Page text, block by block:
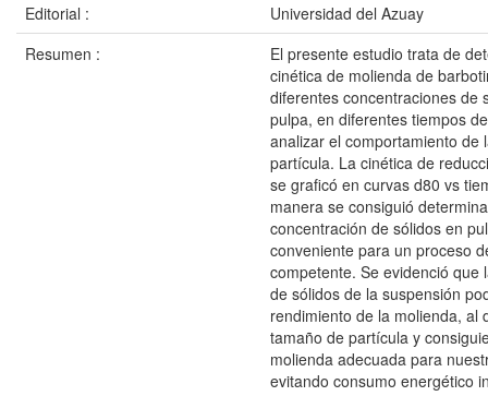
Editorial :
Universidad del Azuay
Resumen :
El presente estudio trata de
cinética de molienda de
diferentes concentraciones de
pulpa, en diferentes tiempos
analizar el comportamiento de
partícula. La cinética de
se graficó en curvas d80 vs
manera se consiguió
concentración de sólidos en
conveniente para un proceso
competente. Se evidenció que
de sólidos de la suspensión
rendimiento de la molienda, al
tamaño de partícula y
molienda adecuada para
evitando consumo energético